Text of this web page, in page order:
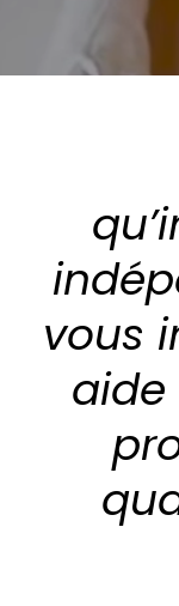
vous
aide